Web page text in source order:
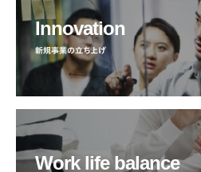
Innovation
新規事業の立ち上げ
Work life balance